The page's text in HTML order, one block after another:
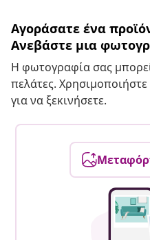
Αγοράσατε ένα
Ανεβάστε μια
Η φωτογραφία σας
πελάτες.
για να ξεκινήσετε.